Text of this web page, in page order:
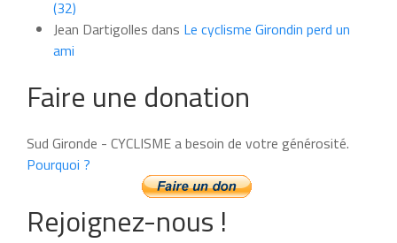
(32)
Jean Dartigolles dans Le cyclisme Girondin perd un
ami
Faire une donation
Sud Gironde - CYCLISME a besoin de votre générosité.
Pourquoi ?
Rejoignez-nous !